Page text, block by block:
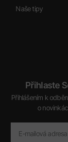
Naše tipy
Přihlaste
Přihlášením k
o